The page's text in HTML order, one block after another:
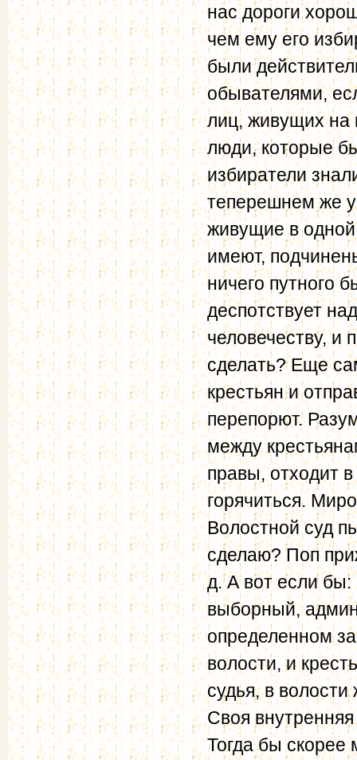
нас дороги
чем ему его
были
обывателями,
лиц, живущих на
люди, которые
избиратели
теперешнем же
живущие в
имеют,
ничего путного
деспотствует
человечеству, и
сделать? Еще
крестьян и
перепорют.
между
правы, отходит
горячиться.
Волостной суд
сделаю? Поп
д. А вот если
выборный,
определенном
волости, и
судья, в
Своя
Тогда бы скорее